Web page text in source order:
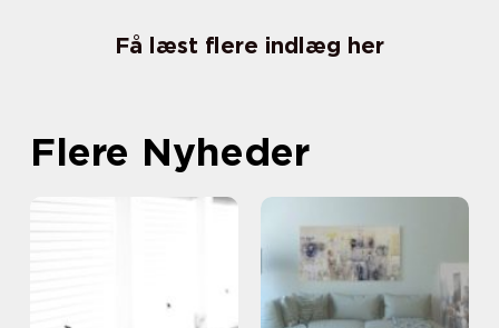
Få læst flere indlæg her
Flere Nyheder